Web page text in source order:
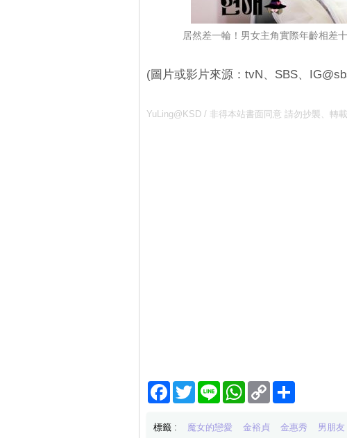
居然差一輪！男女主角實際年齡相差
(圖片或影片來源：tvN、SBS、
YuLing@KSD / 非得本站書面同意 請勿抄襲、轉
Facebook
TwitterLine WhatsApp
Copy
Link
分
標籤 : 魔女的戀愛 金裕貞 金惠秀 男朋友